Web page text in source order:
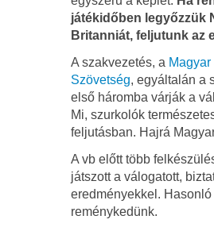
játékidőben legyőzzük
Britanniát, feljutunk az
A szakvezetés, a
Szövetség, egyáltalán a
első háromba várják a
Mi, szurkolók
feljutásban. Hajrá
A vb előtt több
játszott a válogatott,
eredményekkel.
reménykedünk.